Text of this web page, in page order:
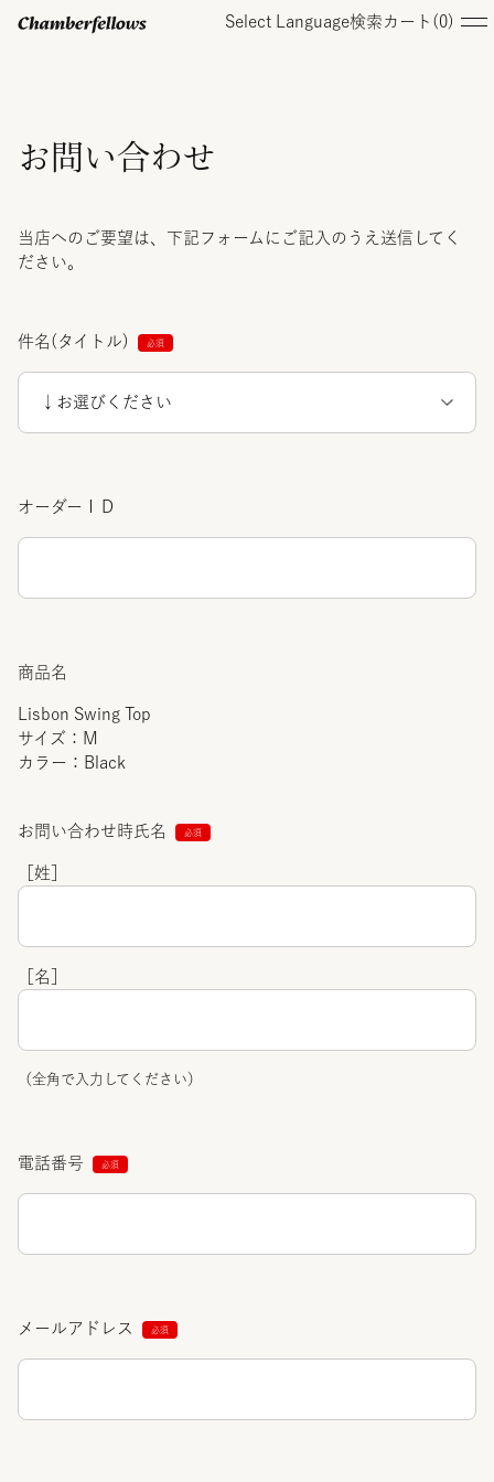
Select Language検索 カート( 0)
店舗
お知らせ
お問い合わせ
当店へのご要望は、下記フォームにご記入のうえ送信してく
ださい。
件名(タイトル)
オーダーＩＤ
商品名
Lisbon Swing Top
サイズ：M
カラー：Black
お問い合わせ時氏名
［姓］
［名］
（全角で入力してください）
電話番号
メールアドレス